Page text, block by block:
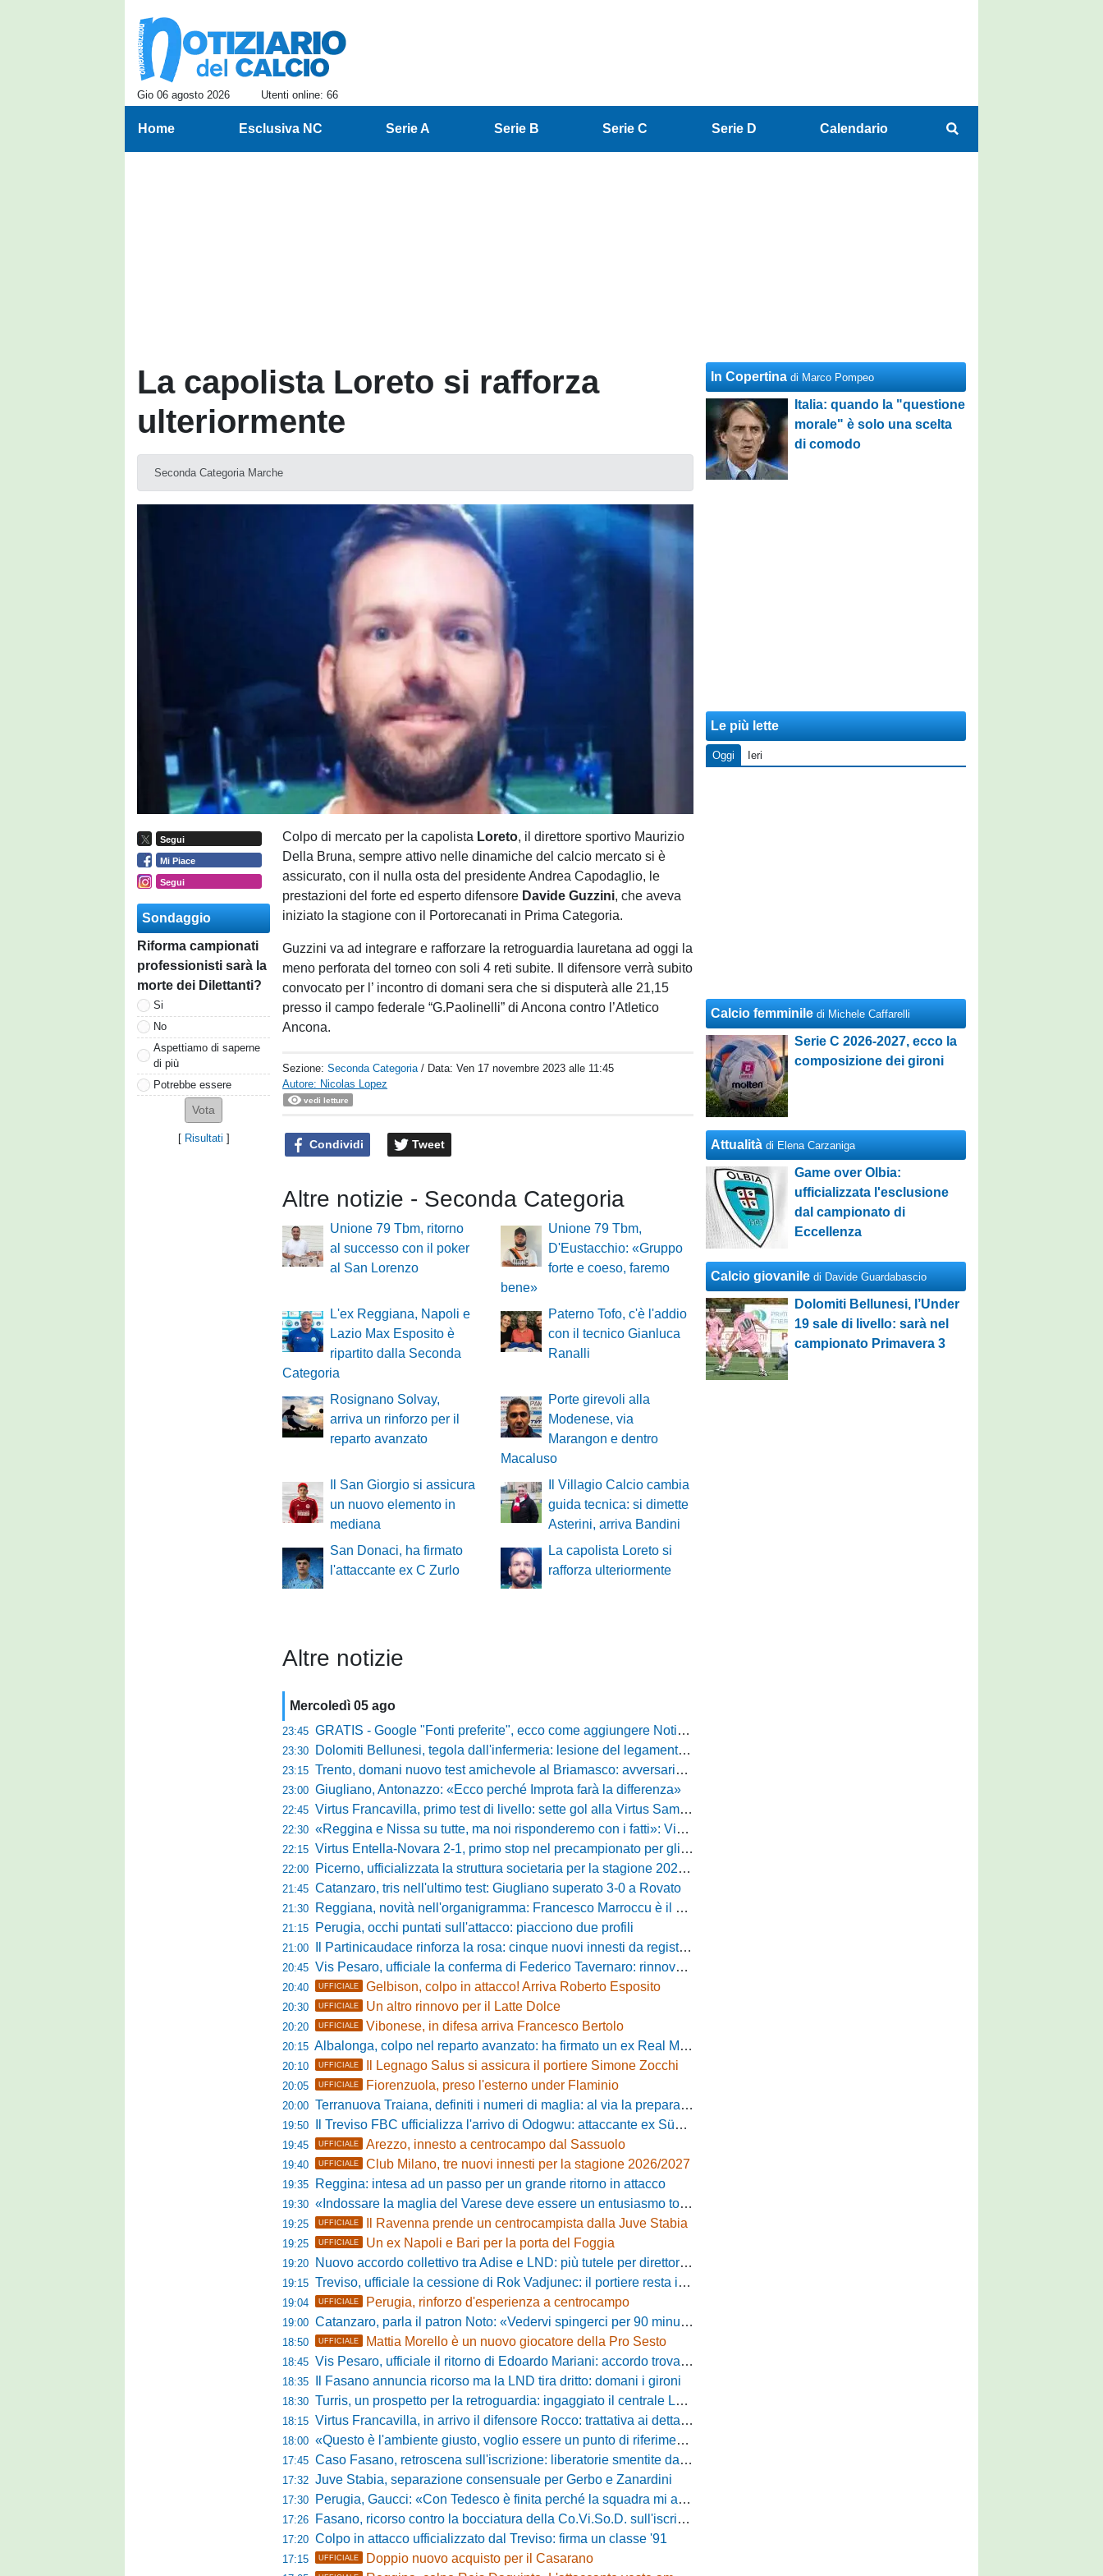
Gio 06 agosto 2026 Utenti online: 66
Home Esclusiva NC Serie A Serie B Serie C Serie D Calendario
La capolista Loreto si rafforza
ulteriormente
Seconda Categoria Marche
Segui
Mi Piace
Segui
Sondaggio
Riforma campionati
professionisti sarà la
morte dei Dilettanti?
Si
No
Aspettiamo di saperne
di più
Potrebbe essere
[ Risultati ]
Colpo di mercato per la capolista Loreto, il direttore sportivo Maurizio
Della Bruna, sempre attivo nelle dinamiche del calcio mercato si è
assicurato, con il nulla osta del presidente Andrea Capodaglio, le
prestazioni del forte ed esperto difensore Davide Guzzini, che aveva
iniziato la stagione con il Portorecanati in Prima Categoria.
Guzzini va ad integrare e rafforzare la retroguardia lauretana ad oggi la
meno perforata del torneo con soli 4 reti subite. Il difensore verrà subito
convocato per l’ incontro di domani sera che si disputerà alle 21,15
presso il campo federale “G.Paolinelli” di Ancona contro l’Atletico
Ancona.
Sezione:Seconda Categoria / Data:Ven 17 novembre 2023 alle 11:45
Autore: Nicolas Lopez
vedi letture
Condividi Tweet
Altre notizie - Seconda Categoria
Unione 79 Tbm, ritorno
al successo con il poker
al San Lorenzo
Unione 79 Tbm,
D'Eustacchio: «Gruppo
forte e coeso, faremo
bene»
L'ex Reggiana, Napoli e
Lazio Max Esposito è
ripartito dalla Seconda
Categoria
Paterno Tofo, c'è l'addio
con il tecnico Gianluca
Ranalli
Rosignano Solvay,
arriva un rinforzo per il
reparto avanzato
Porte girevoli alla
Modenese, via
Marangon e dentro
Macaluso
Il San Giorgio si assicura
un nuovo elemento in
mediana
Il Villagio Calcio cambia
guida tecnica: si dimette
Asterini, arriva Bandini
San Donaci, ha firmato
l'attaccante ex C Zurlo
La capolista Loreto si
rafforza ulteriormente
Altre notizie
Mercoledì 05 ago
23:45 GRATIS - Google "Fonti preferite", ecco come aggiungere NotiziarioCalcio alle tue notizie
23:30 Dolomiti Bellunesi, tegola dall'infermeria: lesione del legamento crociato per Nicola Masut
23:15 Trento, domani nuovo test amichevole al Briamasco: avversaria la Roma Under 20
23:00 Giugliano, Antonazzo: «Ecco perché Improta farà la differenza»
22:45 Virtus Francavilla, primo test di livello: sette gol alla Virtus Sammarco e colpo in difesa
22:30 «Reggina e Nissa su tutte, ma noi risponderemo con i fatti»: Vibonese, parla il ds Maglia
22:15 Virtus Entella-Novara 2-1, primo stop nel precampionato per gli azzurri: Forte ribalta Lartey nel finale
22:00 Picerno, ufficializzata la struttura societaria per la stagione 2026-2027
21:45 Catanzaro, tris nell'ultimo test: Giugliano superato 3-0 a Rovato
21:30 Reggiana, novità nell'organigramma: Francesco Marroccu è il nuovo DG dell'Area Tecnica
21:15 Perugia, occhi puntati sull'attacco: piacciono due profili
21:00 Il Partinicaudace rinforza la rosa: cinque nuovi innesti da registrare
20:45 Vis Pesaro, ufficiale la conferma di Federico Tavernaro: rinnovato il prestito dal Venezia
20:40 UFFICIALE Gelbison, colpo in attacco! Arriva Roberto Esposito
20:30 UFFICIALE Un altro rinnovo per il Latte Dolce
20:20 UFFICIALE Vibonese, in difesa arriva Francesco Bertolo
20:15 Albalonga, colpo nel reparto avanzato: ha firmato un ex Real Monterotondo
20:10 UFFICIALE Il Legnago Salus si assicura il portiere Simone Zocchi
20:05 UFFICIALE Fiorenzuola, preso l'esterno under Flaminio
20:00 Terranuova Traiana, definiti i numeri di maglia: al via la preparazione e la sfida con il Grosseto
19:50 Il Treviso FBC ufficializza l'arrivo di Odogwu: attaccante ex Südtirol
19:45 UFFICIALE Arezzo, innesto a centrocampo dal Sassuolo
19:40 UFFICIALE Club Milano, tre nuovi innesti per la stagione 2026/2027
19:35 Reggina: intesa ad un passo per un grande ritorno in attacco
19:30 «Indossare la maglia del Varese deve essere un entusiasmo totale»: mister Ciceri traccia la strada e carica i biancorossi
19:25 UFFICIALE Il Ravenna prende un centrocampista dalla Juve Stabia
19:25 UFFICIALE Un ex Napoli e Bari per la porta del Foggia
19:20 Nuovo accordo collettivo tra Adise e LND: più tutele per direttori sportivi e collaboratori
19:15 Treviso, ufficiale la cessione di Rok Vadjunec: il portiere resta in Italia, ecco dove
19:04 UFFICIALE Perugia, rinforzo d'esperienza a centrocampo
19:00 Catanzaro, parla il patron Noto: «Vedervi spingerci per 90 minuti è meraviglioso, costruiamo qualcosa di unico»
18:50 UFFICIALE Mattia Morello è un nuovo giocatore della Pro Sesto
18:45 Vis Pesaro, ufficiale il ritorno di Edoardo Mariani: accordo trovato con il Venezia
18:35 Il Fasano annuncia ricorso ma la LND tira dritto: domani i gironi
18:30 Turris, un prospetto per la retroguardia: ingaggiato il centrale Leopoldo Battipaglia
18:15 Virtus Francavilla, in arrivo il difensore Rocco: trattativa ai dettagli con il Cosenza
18:00 «Questo è l'ambiente giusto, voglio essere un punto di riferimento»: Noah Lewis carica la Dolomiti Bellunesi
17:45 Caso Fasano, retroscena sull'iscrizione: liberatorie smentite da due calciatori, ecco chi
17:32 Juve Stabia, separazione consensuale per Gerbo e Zanardini
17:30 Perugia, Gaucci: «Con Tedesco è finita perché la squadra mi addormentava»
17:26 Fasano, ricorso contro la bocciatura della Co.Vi.So.D. sull'iscrizione in Serie D
17:20 Colpo in attacco ufficializzato dal Treviso: firma un classe '91
17:15 UFFICIALE Doppio nuovo acquisto per il Casarano
In Copertina di Marco Pompeo
Italia: quando la "questione
morale" è solo una scelta
di comodo
Le più lette
Oggi Ieri
Calcio femminile di Michele Caffarelli
Serie C 2026-2027, ecco la
composizione dei gironi
Attualità di Elena Carzaniga
Game over Olbia:
ufficializzata l'esclusione
dal campionato di
Eccellenza
Calcio giovanile di Davide Guardabascio
Dolomiti Bellunesi, l’Under
19 sale di livello: sarà nel
campionato Primavera 3